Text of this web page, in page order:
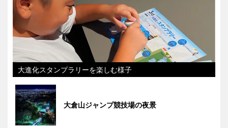
大進化スタンプラリーを楽しむ様子
大倉山ジャンプ競技場の夜景